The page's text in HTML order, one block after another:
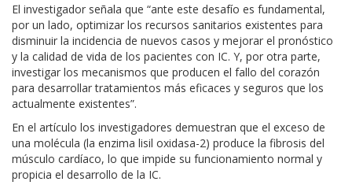
El investigador señala que “ante este desafío es fundamental,
por un lado, optimizar los recursos sanitarios existentes para
disminuir la incidencia de nuevos casos y mejorar el pronóstico
y la calidad de vida de los pacientes con IC. Y, por otra parte,
investigar los mecanismos que producen el fallo del corazón
para desarrollar tratamientos más eficaces y seguros que los
actualmente existentes”.
En el artículo los investigadores demuestran que el exceso de
una molécula (la enzima lisil oxidasa-2) produce la fibrosis del
músculo cardíaco, lo que impide su funcionamiento normal y
propicia el desarrollo de la IC.